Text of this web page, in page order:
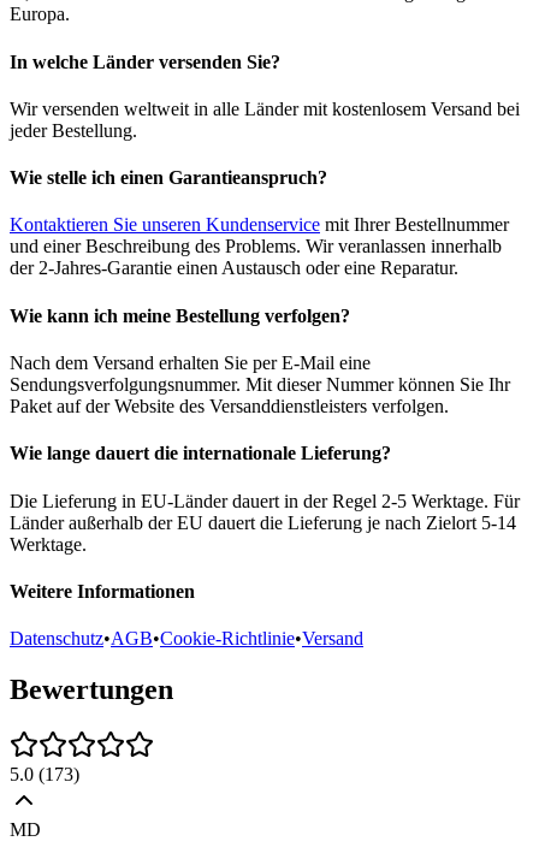
Europa.
In welche Länder versenden Sie?
Wir versenden weltweit in alle Länder mit kostenlosem Versand bei
jeder Bestellung.
Wie stelle ich einen Garantieanspruch?
Kontaktieren Sie unseren Kundenservice mit Ihrer Bestellnummer
und einer Beschreibung des Problems. Wir veranlassen innerhalb
der 2-Jahres-Garantie einen Austausch oder eine Reparatur.
Wie kann ich meine Bestellung verfolgen?
Nach dem Versand erhalten Sie per E-Mail eine
Sendungsverfolgungsnummer. Mit dieser Nummer können Sie Ihr
Paket auf der Website des Versanddienstleisters verfolgen.
Wie lange dauert die internationale Lieferung?
Die Lieferung in EU-Länder dauert in der Regel 2-5 Werktage. Für
Länder außerhalb der EU dauert die Lieferung je nach Zielort 5-14
Werktage.
Weitere Informationen
Datenschutz•AGB•Cookie-Richtlinie•Versand
Bewertungen
5.0 (173)
MD